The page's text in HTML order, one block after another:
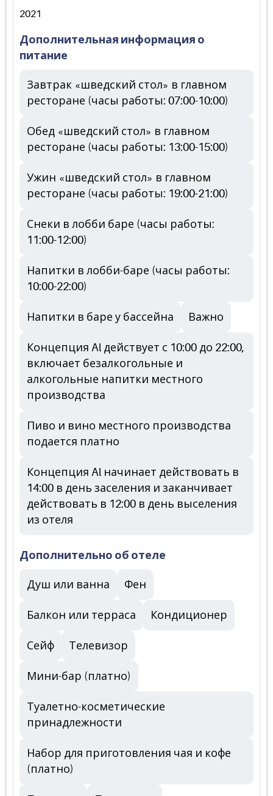
2021
Дополнительная информация о
питание
Завтрак «шведский стол» в главном
ресторане (часы работы: 07:00-10:00)
Обед «шведский стол» в главном
ресторане (часы работы: 13:00-15:00)
Ужин «шведский стол» в главном
ресторане (часы работы: 19:00-21:00)
Снеки в лобби баре (часы работы:
11:00-12:00)
Напитки в лобби-баре (часы работы:
10:00-22:00)
Напитки в баре у бассейна Важно
Концепция Al действует с 10:00 до 22:00,
включает безалкогольные и
алкогольные напитки местного
производства
Пиво и вино местного производства
подается платно
Концепция Al начинает действовать в
14:00 в день заселения и заканчивает
действовать в 12:00 в день выселения
из отеля
Дополнительно об отеле
Душ или ванна Фен
Балкон или терраса Кондиционер
Сейф Телевизор
Мини-бар (платно)
Туалетно-косметические
принадлежности
Набор для приготовления чая и кофе
(платно)